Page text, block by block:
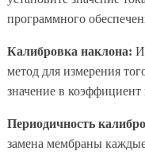
программного
Калибровка наклона:
метод для измерения
значение в коэффициент
Периодичность
замена мембраны